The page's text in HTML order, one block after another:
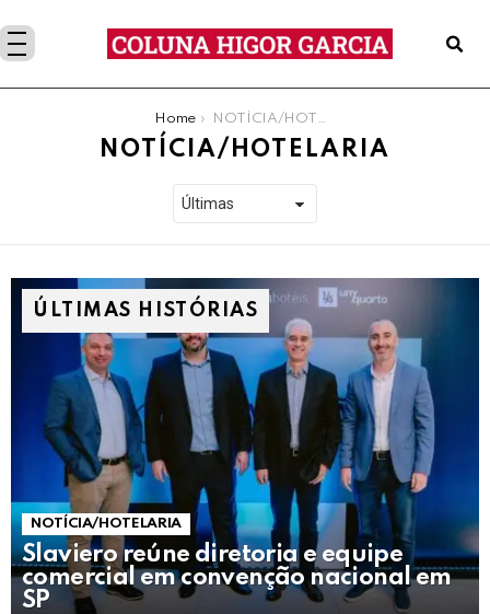
Home NOTÍCIA/HOTELARIA
NOTÍCIA/HOTELARIA
ÚLTIMAS HISTÓRIAS
NOTÍCIA/HOTELARIA
Slaviero reúne diretoria e equipe
comercial em convenção nacional em
SP